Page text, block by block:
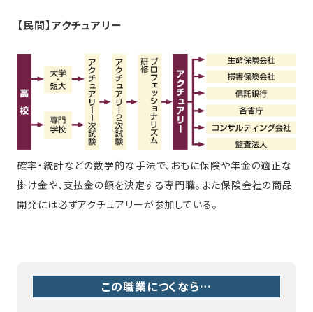
【民間】アクチュアリー
確率・統計などの数学的な手法で、おもに保険や年金の適正な
掛け金や、支払金の額を決定する専門職。また保険会社の商品
開発には必ずアクチュアリーが参加している。
この職業につくなら…